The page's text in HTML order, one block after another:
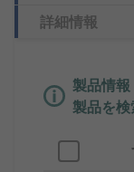
詳細情報
製品情
製品を検